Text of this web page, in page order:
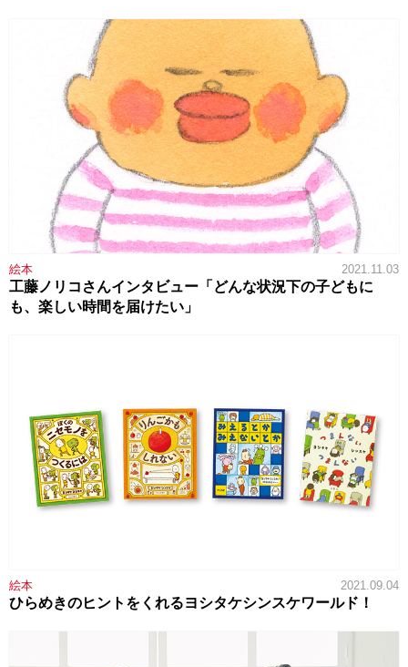
絵本 2021.11.03
工藤ノリコさんインタビュー「どんな状況下の子どもに
も、楽しい時間を届けたい」
絵本 2021.09.04
ひらめきのヒントをくれるヨシタケシンスケワールド！